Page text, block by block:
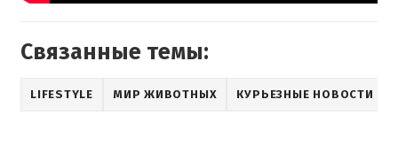
Связанные темы:
LIFESTYLE МИР ЖИВОТНЫХ КУРЬЕЗНЫЕ НОВОСТИ